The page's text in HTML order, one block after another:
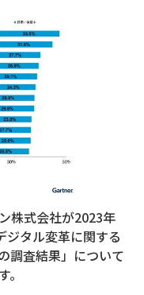
株式会社が2023年
ジタル変革に関する
調査結果」について